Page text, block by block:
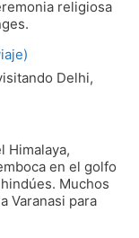
religiosa
Delhi,
Himalaya,
en el golfo
Muchos
Varanasi para